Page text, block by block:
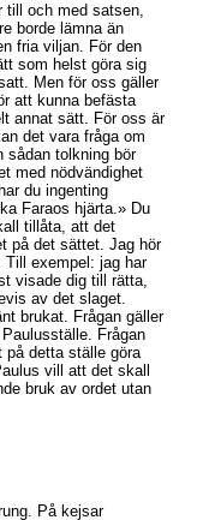
till och med satsen,
borde lämna än
fria viljan. För den
som helst göra sig
Men för oss gäller
att kunna befästa
annat sätt. För oss är
det vara fråga om
sådan tolkning bör
med nödvändighet
du ingenting
Faraos hjärta.» Du
tillåta, att det
på det sättet. Jag hör
exempel: jag har
visade dig till rätta,
av det slaget.
brukat. Frågan gäller
Frågan
detta ställe göra
vill att det skall
bruk av ordet utan
På kejsar